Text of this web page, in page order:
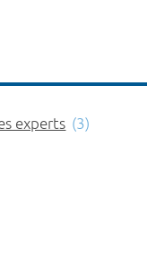
experts (3)